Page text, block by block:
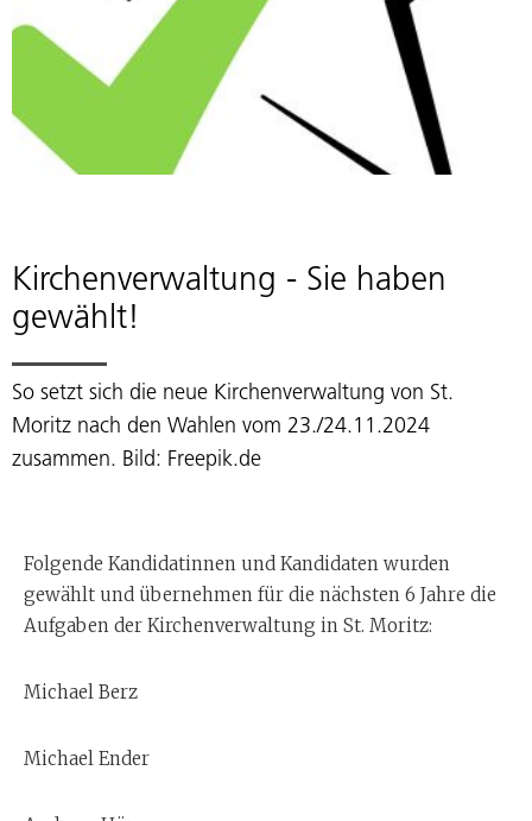
Kirchenverwaltung - Sie haben
gewählt!
So setzt sich die neue Kirchenverwaltung von St.
Moritz nach den Wahlen vom 23./24.11.2024
zusammen. Bild: Freepik.de
Folgende Kandidatinnen und Kandidaten wurden
gewählt und übernehmen für die nächsten 6 Jahre die
Aufgaben der Kirchenverwaltung in St. Moritz:
Michael Berz
Michael Ender